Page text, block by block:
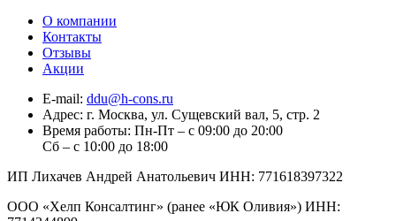
О компании
Контакты
Отзывы
Акции
E-mail: ddu@h-cons.ru
Адрес: г. Москва, ул. Сущевский вал, 5, стр. 2
Время работы: Пн-Пт – с 09:00 до 20:00
Сб – с 10:00 до 18:00
ИП Лихачев Андрей Анатольевич ИНН: 771618397322
ООО «Хелп Консалтинг» (ранее «ЮК Оливия») ИНН: